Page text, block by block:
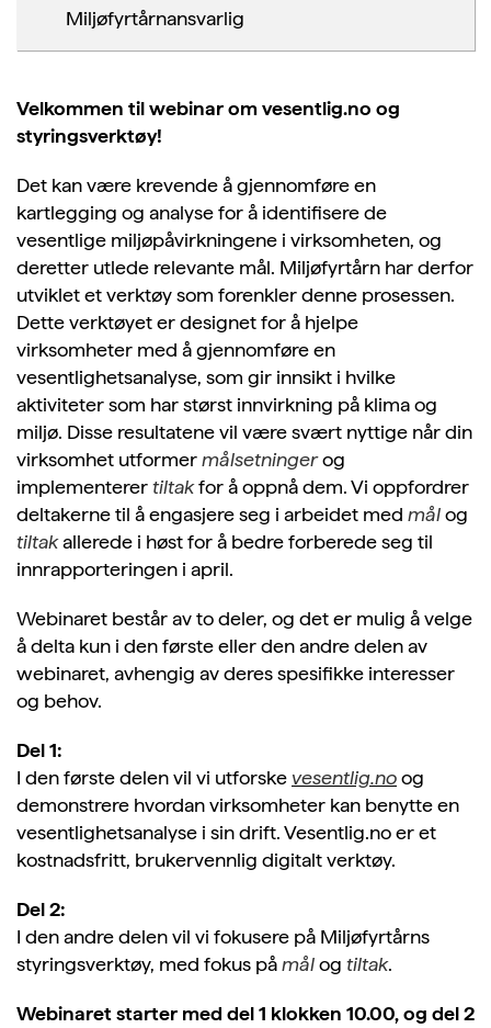
Miljøfyrtårnansvarlig
Velkommen til webinar om vesentlig.no og
styringsverktøy!
Det kan være krevende å gjennomføre en
kartlegging og analyse for å identifisere de
vesentlige miljøpåvirkningene i virksomheten, og
deretter utlede relevante mål. Miljøfyrtårn har derfor
utviklet et verktøy som forenkler denne prosessen.
Dette verktøyet er designet for å hjelpe
virksomheter med å gjennomføre en
vesentlighetsanalyse, som gir innsikt i hvilke
aktiviteter som har størst innvirkning på klima og
miljø. Disse resultatene vil være svært nyttige når din
virksomhet utformermålsetningerog
implementerertiltakfor å oppnå dem. Vi oppfordrer
deltakerne til å engasjere seg i arbeidet med målog
tiltakallerede i høst for å bedre forberede seg til
innrapporteringen i april.
Webinaret består av to deler, og det er mulig å velge
å delta kun i den første eller den andre delen av
webinaret, avhengig av deres spesifikke interesser
og behov.
Del 1:
I den første delen vil vi utforske vesentlig.noog
demonstrere hvordan virksomheter kan benytte en
vesentlighetsanalyse i sin drift. Vesentlig.no er et
kostnadsfritt, brukervennlig digitalt verktøy.
Del 2:
I den andre delen vil vi fokusere på Miljøfyrtårns
styringsverktøy, med fokus påmålog tiltak.
Webinaret starter med del 1 klokken 10.00, og del 2